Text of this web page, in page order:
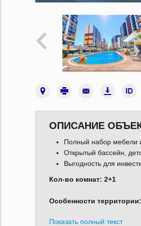
ОПИСАНИЕ
Полный набор мебели
Открытый бассейн,
Выгодность для
Кол-во комнат: 2+1
Особенности территории:
Показать полный текст